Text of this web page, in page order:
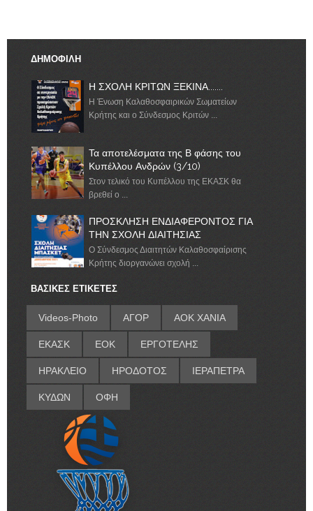
ΔΗΜΟΦΙΛΗ
Η ΣΧΟΛΗ ΚΡΙΤΩΝ ΞΕΚΙΝΑ.......
Η Ένωση Καλαθοσφαιρικών Σωματείων
Κρήτης και ο Σύνδεσμος Κριτών ...
Τα αποτελέσματα της Β φάσης του
Κυπέλλου Ανδρών (3/10)
Στον τελικό του Κυπέλλου της ΕΚΑΣΚ θα
βρεθεί ο ...
ΠΡΟΣΚΛΗΣΗ ΕΝΔΙΑΦΕΡΟΝΤΟΣ ΓΙΑ
ΤΗΝ ΣΧΟΛΗ ΔΙΑΙΤΗΣΙΑΣ
Ο Σύνδεσμος Διαιτητών Καλαθοσφαίρισης
Κρήτης διοργανώνει σχολή ...
ΒΑΣΙΚΕΣ ΕΤΙΚΕΤΕΣ
Videos-Photo ΑΓΟΡ ΑΟΚ ΧΑΝΙΑ
ΕΚΑΣΚ ΕΟΚ ΕΡΓΟΤΕΛΗΣ
ΗΡΑΚΛΕΙΟ ΗΡΟΔΟΤΟΣ ΙΕΡΑΠΕΤΡΑ
ΚΥΔΩΝ ΟΦΗ